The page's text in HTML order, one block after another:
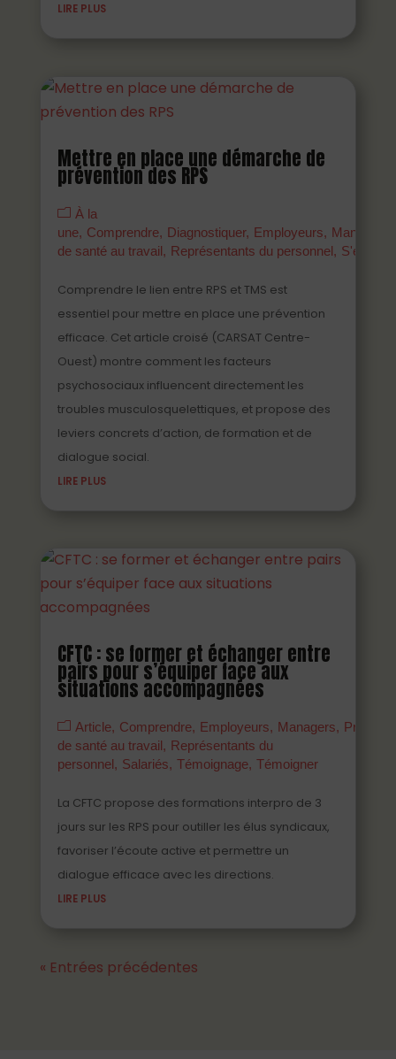
LIRE PLUS
Mettre en place une démarche de
prévention des RPS
À la
une
Comprendre Diagnostiquer Employeurs
Managers
de santé au travail
Représentants du personnel
Comprendre le lien entre RPS et TMS est
essentiel pour mettre en place une prévention
efficace. Cet article croisé (CARSAT Centre-
Ouest) montre comment les facteurs
psychosociaux influencent directement les
troubles musculosquelettiques, et propose des
leviers concrets d’action, de formation et de
dialogue social.
LIRE PLUS
CFTC : se former et échanger entre
pairs pour s’équiper face aux
situations accompagnées
Article Comprendre Employeurs Managers
Prévenir
de santé au travail
Représentants du
personnel
Salariés Témoignage Témoigner
La CFTC propose des formations interpro de 3
jours sur les RPS pour outiller les élus syndicaux,
favoriser l’écoute active et permettre un
dialogue efficace avec les directions.
LIRE PLUS
« Entrées précédentes